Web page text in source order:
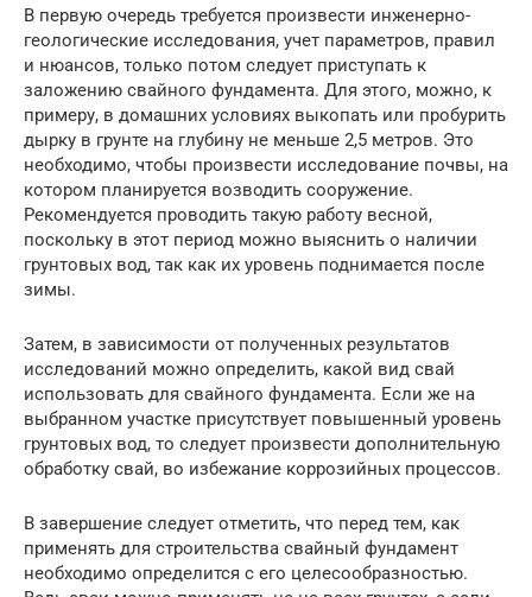
В первую очередь требуется произвести инженерно-
геологические исследования, учет параметров, правил
и нюансов, только потом следует приступать к
заложению свайного фундамента. Для этого, можно, к
примеру, в домашних условиях выкопать или пробурить
дырку в грунте на глубину не меньше 2,5 метров. Это
необходимо, чтобы произвести исследование почвы, на
котором планируется возводить сооружение.
Рекомендуется проводить такую работу весной,
поскольку в этот период можно выяснить о наличии
грунтовых вод, так как их уровень поднимается после
зимы.
Затем, в зависимости от полученных результатов
исследований можно определить, какой вид свай
использовать для свайного фундамента. Если же на
выбранном участке присутствует повышенный уровень
грунтовых вод, то следует произвести дополнительную
обработку свай, во избежание коррозийных процессов.
В завершение следует отметить, что перед тем, как
применять для строительства свайный фундамент
необходимо определится с его целесообразностью.